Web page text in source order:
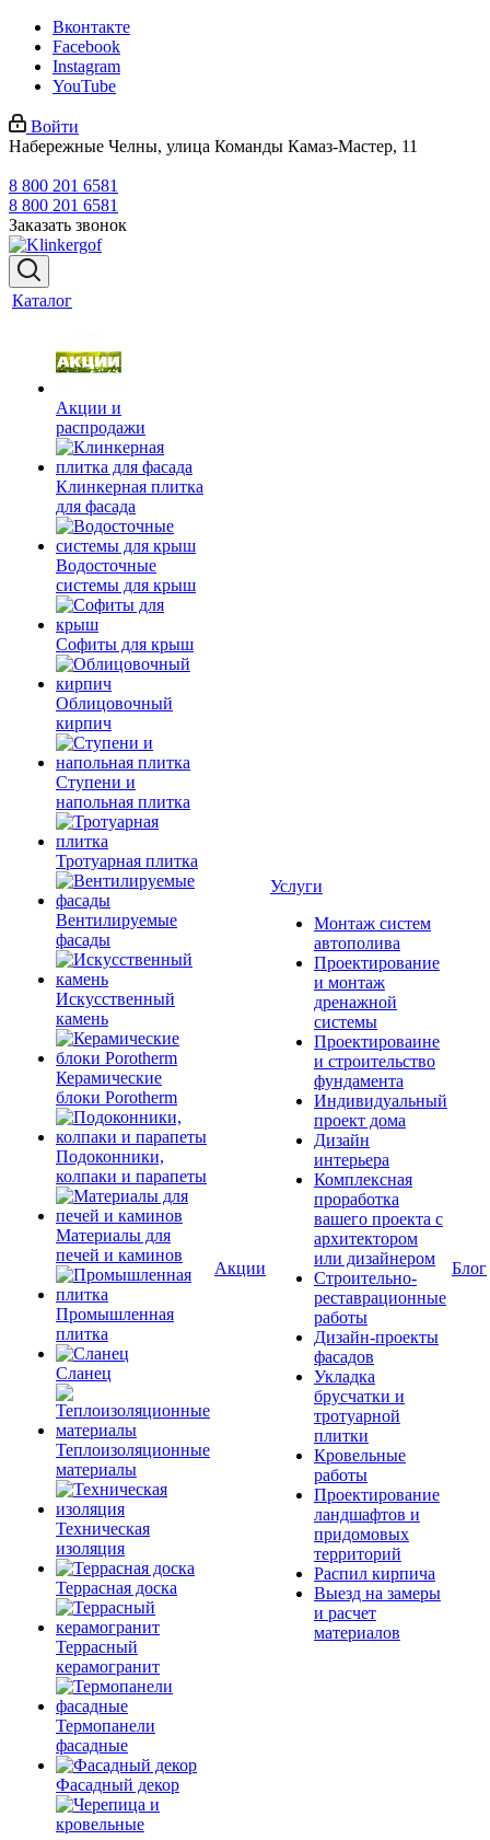
Вконтакте
Facebook
Instagram
YouTube
Войти
Набережные Челны, улица Команды Камаз-Мастер, 11
8 800 201 6581
8 800 201 6581
Заказать звонок
Каталог
Акции и
распродажи
Клинкерная плитка
для фасада
Водосточные
системы для крыш
Софиты для крыш
Облицовочный
кирпич
Ступени и
напольная плитка
Тротуарная плитка
Вентилируемые
фасады
Искусственный
камень
Керамические
блоки Porotherm
Подоконники,
колпаки и парапеты
Материалы для
печей и каминов
Промышленная
плитка
Сланец
Теплоизоляционные
материалы
Техническая
изоляция
Террасная доска
Террасный
керамогранит
Термопанели
фасадные
Фасадный декор
Акции
Услуги
Монтаж систем
автополива
Проектирование
и монтаж
дренажной
системы
Проектироваине
и строительство
фундамента
Индивидуальный
проект дома
Дизайн
интерьера
Комплексная
проработка
вашего проекта с
архитектором
или дизайнером
Строительно-
реставрационные
работы
Дизайн-проекты
фасадов
Укладка
брусчатки и
тротуарной
плитки
Кровельные
работы
Проектирование
ландшафтов и
придомовых
территорий
Распил кирпича
Выезд на замеры
и расчет
материалов
Блог